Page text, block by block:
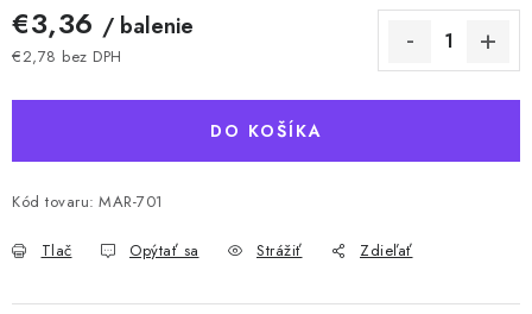
€3,36 / balenie
€2,78 bez DPH
DO KOŠÍKA
Kód tovaru: MAR-701
Tlač Opýtať sa Strážiť Zdieľať